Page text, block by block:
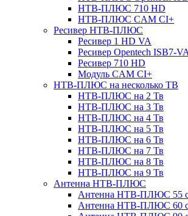
НТВ-ПЛЮС 710 HD
НТВ-ПЛЮС CAM CI+
Ресивер НТВ-ПЛЮС
Ресивер 1 HD VA
Ресивер Opentech ISB7-
Ресивер 710 HD
Модуль CAM CI+
НТВ-ПЛЮС на несколько ТВ
НТВ-ПЛЮС на 2 Тв
НТВ-ПЛЮС на 3 Тв
НТВ-ПЛЮС на 4 Тв
НТВ-ПЛЮС на 5 Тв
НТВ-ПЛЮС на 6 Тв
НТВ-ПЛЮС на 7 Тв
НТВ-ПЛЮС на 8 Тв
НТВ-ПЛЮС на 9 Тв
Антенна НТВ-ПЛЮС
Антенна НТВ-ПЛЮС 55
Антенна НТВ-ПЛЮС 60